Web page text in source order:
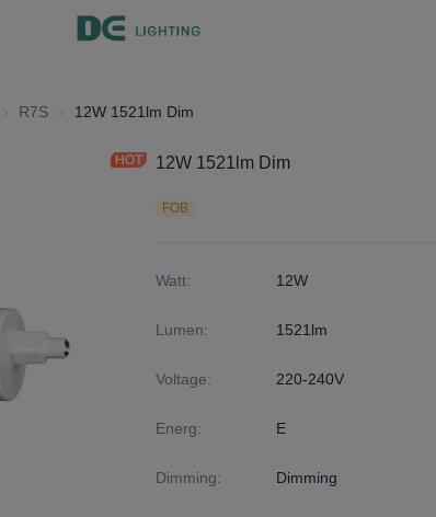
Lumière intérieure
R7S R7S12W 1521lm Dim
12W 1521lm Dim
FOB
Watt: 12W
Lumen: 1521lm
Voltage: 220-240V
Energ: E
Dimming: Dimming